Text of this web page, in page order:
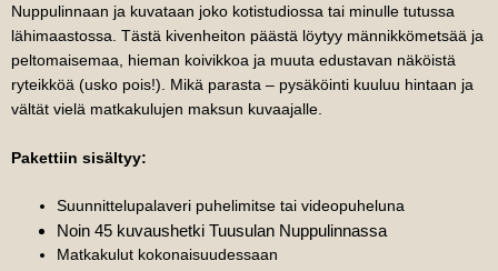
Nuppulinnaan ja kuvataan joko kotistudiossa tai minulle tutussa
lähimaastossa. Tästä kivenheiton päästä löytyy männikkömetsää ja
peltomaisemaa, hieman koivikkoa ja muuta edustavan näköistä
ryteikköä (usko pois!). Mikä parasta – pysäköinti kuuluu hintaan ja
vältät vielä matkakulujen maksun kuvaajalle.
Pakettiin sisältyy:
Suunnittelupalaveri puhelimitse tai videopuheluna
Noin 45 kuvaushetki Tuusulan Nuppulinnassa
Matkakulut kokonaisuudessaan